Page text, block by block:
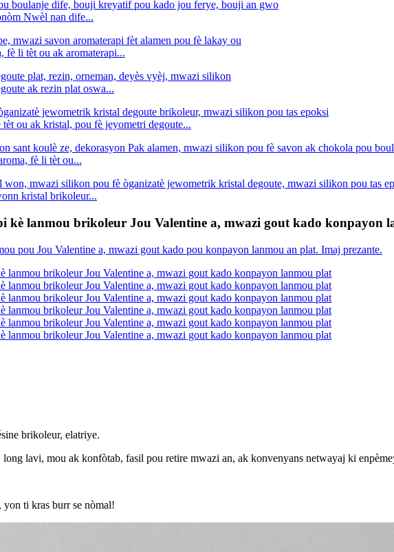
Nwèl nan dife...
li tèt ou ak aromaterapi...
ak rezin plat oswa...
ou ak kristal, pou fè jeyometri degoute...
fè li tèt ou...
kristal brikoleur...
kè lanmou brikoleur Jou Valentine a, mwazi gout kado konpayon
brikoleur, elatriye.
lavi, mou ak konfòtab, fasil pou retire mwazi an, ak konvenyans netwayaj ki
ti kras burr se nòmal!